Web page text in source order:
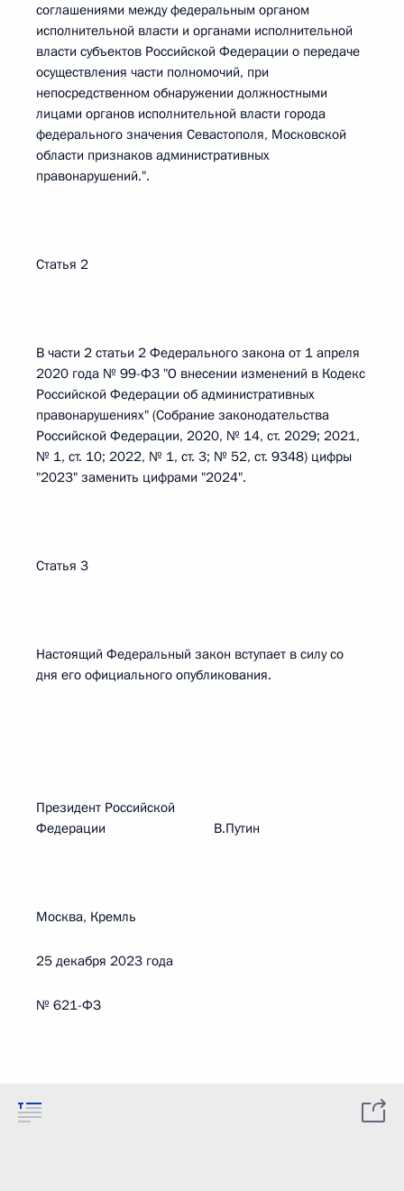
соглашениями между федеральным органом
исполнительной власти и органами исполнительной
власти субъектов Российской Федерации о передаче
осуществления части полномочий, при
непосредственном обнаружении должностными
лицами органов исполнительной власти города
федерального значения Севастополя, Московской
области признаков административных
правонарушений.".
Статья 2
В части 2 статьи 2 Федерального закона от 1 апреля
2020 года № 99-ФЗ "О внесении изменений в Кодекс
Российской Федерации об административных
правонарушениях" (Собрание законодательства
Российской Федерации, 2020, № 14, ст. 2029; 2021,
№ 1, ст. 10; 2022, № 1, ст. 3; № 52, ст. 9348) цифры
"2023" заменить цифрами "2024".
Статья 3
Настоящий Федеральный закон вступает в силу со
дня его официального опубликования.
Президент Российской
Федерации В.Путин
Москва, Кремль
25 декабря 2023 года
№ 621-ФЗ